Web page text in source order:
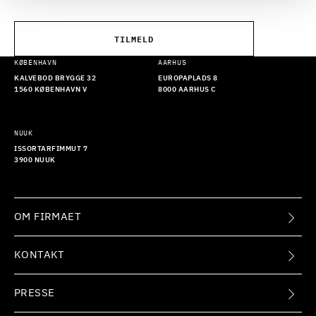
TILMELD
KØBENHAVN
KALVEBOD BRYGGE 32
1560 KØBENHAVN V
AARHUS
EUROPAPLADS 8
8000 AARHUS C
NUUK
ISSORTARFIMMUT 7
3900 NUUK
OM FIRMAET
KONTAKT
PRESSE